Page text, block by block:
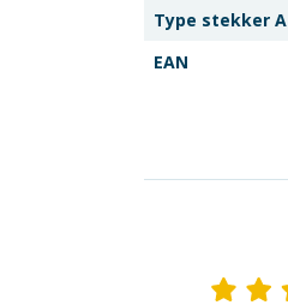
Type stekker A
EAN